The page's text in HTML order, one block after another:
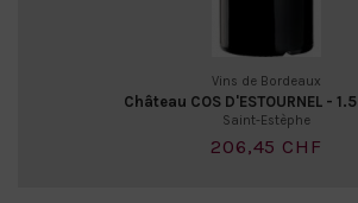
Vins de Bordeaux
Château COS D'ESTOURNEL -
Saint-Estèphe
206,45 CHF